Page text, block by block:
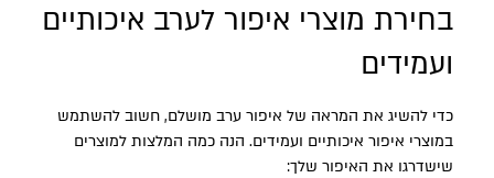
בחירת מוצרי איפור לערב איכותיים
ועמידים
כדי להשיג את המראה של איפור ערב מושלם, חשוב להשתמש
במוצרי איפור איכותיים ועמידים. הנה כמה המלצות למוצרים
שישדרגו את האיפור שלך: